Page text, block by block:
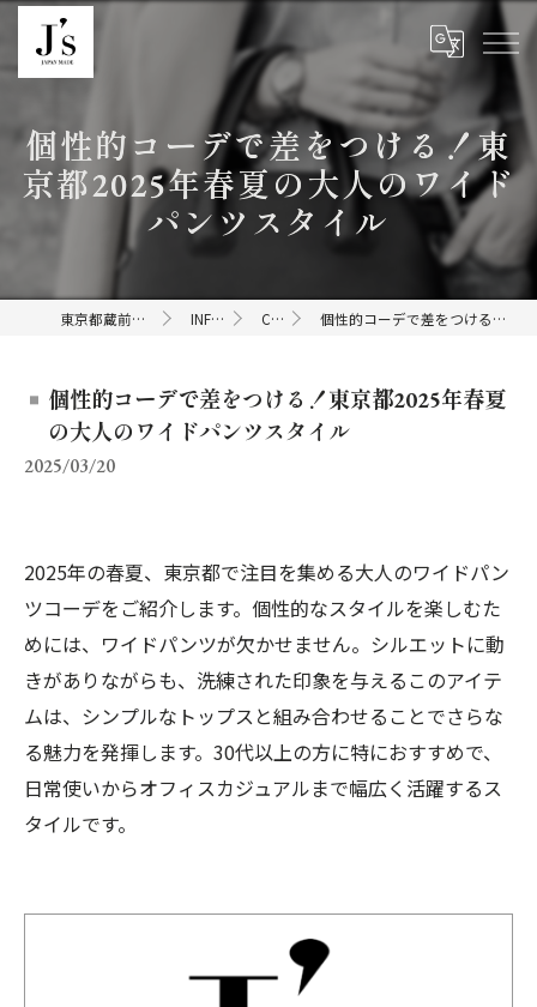
個性的コーデで差をつける！東
京都2025年春夏の大人のワイド
パンツスタイル
東京都蔵前のセレクトショップならJ's INFORMATION COLUMN 個性的コーデで差をつける！東京都2025年春夏の大人のワイドパンツスタイル
個性的コーデで差をつける！東京都2025年春夏
の大人のワイドパンツスタイル
2025/03/20
2025年の春夏、東京都で注目を集める大人のワイドパン
ツコーデをご紹介します。個性的なスタイルを楽しむた
めには、ワイドパンツが欠かせません。シルエットに動
きがありながらも、洗練された印象を与えるこのアイテ
ムは、シンプルなトップスと組み合わせることでさらな
る魅力を発揮します。30代以上の方に特におすすめで、
日常使いからオフィスカジュアルまで幅広く活躍するス
タイルです。